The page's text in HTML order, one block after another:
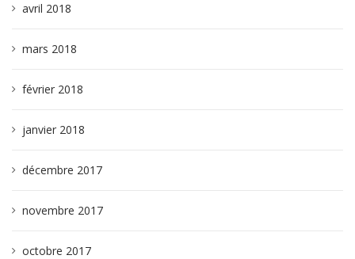
avril 2018
mars 2018
février 2018
janvier 2018
décembre 2017
novembre 2017
octobre 2017